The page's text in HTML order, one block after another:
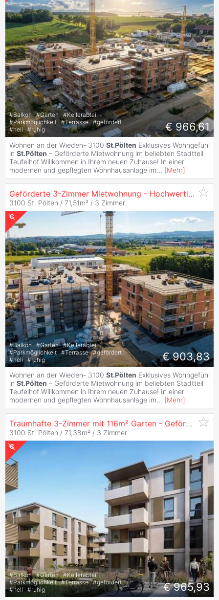
#Balkon #Garten #Kellerabteil
#Parkmöglichkeit #Terrasse #gefördert
#hell #ruhig € 966,61
Wohnen an der Wieden- 3100 St.Pölten Exklusives Wohngefühl
in St.Pölten – Geförderte Mietwohnung im beliebten Stadtteil
Teufelhof Willkommen in Ihrem neuen Zuhause! In einer
modernen und gepflegten Wohnhausanlage im... [Mehr]
Geförderte 3-Zimmer Mietwohnung - Hochwertige Ausstattung -
3100 St. Pölten / 71,51m² / 3 Zimmer
#Balkon #Garten #Kellerabteil
#Parkmöglichkeit #Terrasse #gefördert
#hell #ruhig € 903,83
Wohnen an der Wieden- 3100 St.Pölten Exklusives Wohngefühl
in St.Pölten – Geförderte Mietwohnung im beliebten Stadtteil
Teufelhof Willkommen in Ihrem neuen Zuhause! In einer
modernen und gepflegten Wohnhausanlage im... [Mehr]
Traumhafte 3-Zimmer mit 116m² Garten - Geförderte Mietwohnung in
3100 St. Pölten / 71,38m² / 3 Zimmer
#Balkon #Garten #Kellerabteil
#Parkmöglichkeit #Terrasse #gefördert
#hell #ruhig € 965,93